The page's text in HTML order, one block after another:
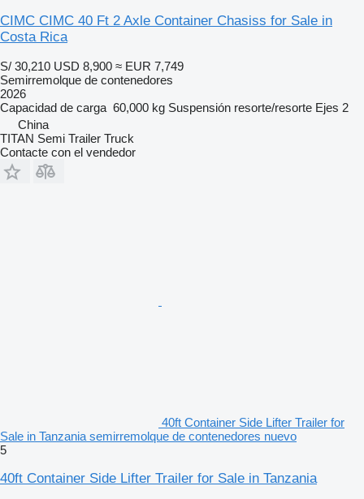
CIMC CIMC 40 Ft 2 Axle Container Chasiss for Sale in
Costa Rica
S/ 30,210 USD 8,900 ≈ EUR 7,749
Semirremolque de contenedores
2026
Capacidad de carga 60,000 kg Suspensión resorte/resorte Ejes 2
China
TITAN Semi Trailer Truck
Contacte con el vendedor
40ft Container Side Lifter Trailer for
Sale in Tanzania semirremolque de contenedores nuevo
5
40ft Container Side Lifter Trailer for Sale in Tanzania